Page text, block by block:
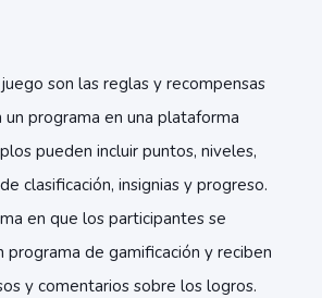
son las reglas y recompensas
un programa en una plataforma
pueden incluir puntos, niveles,
clasificación, insignias y progreso.
en que los participantes se
programa de gamificación y reciben
y comentarios sobre los logros.